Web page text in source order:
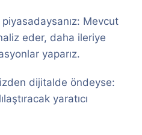
Mevcut
eder, daha ileriye
yaparız.
dijitalde öndeyse:
yaratıcı